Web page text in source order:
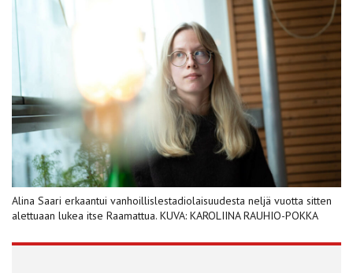
Alina Saari erkaantui vanhoillislestadiolaisuudesta neljä vuotta sitten
alettuaan lukea itse Raamattua. KUVA: KAROLIINA RAUHIO-POKKA